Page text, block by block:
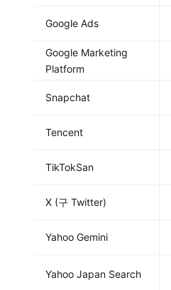
Google Ads
Google Marketing
Platform
Snapchat
Tencent
TikTokSan
X (구 Twitter)
Yahoo Gemini
Yahoo Japan Search